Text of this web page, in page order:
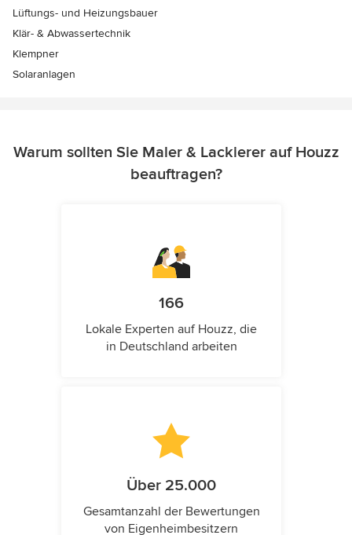
Lüftungs- und Heizungsbauer
Klär- & Abwassertechnik
Klempner
Solaranlagen
Warum sollten Sie Maler & Lackierer auf Houzz
beauftragen?
166
Lokale Experten auf Houzz, die
in Deutschland arbeiten
Über 25.000
Gesamtanzahl der Bewertungen
von Eigenheimbesitzern